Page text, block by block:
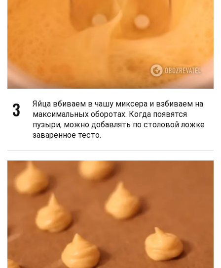
3
Яйца вбиваем в чашу миксера и взбиваем на
максимальных оборотах. Когда появятся
пузыри, можно добавлять по столовой ложке
заваренное тесто.